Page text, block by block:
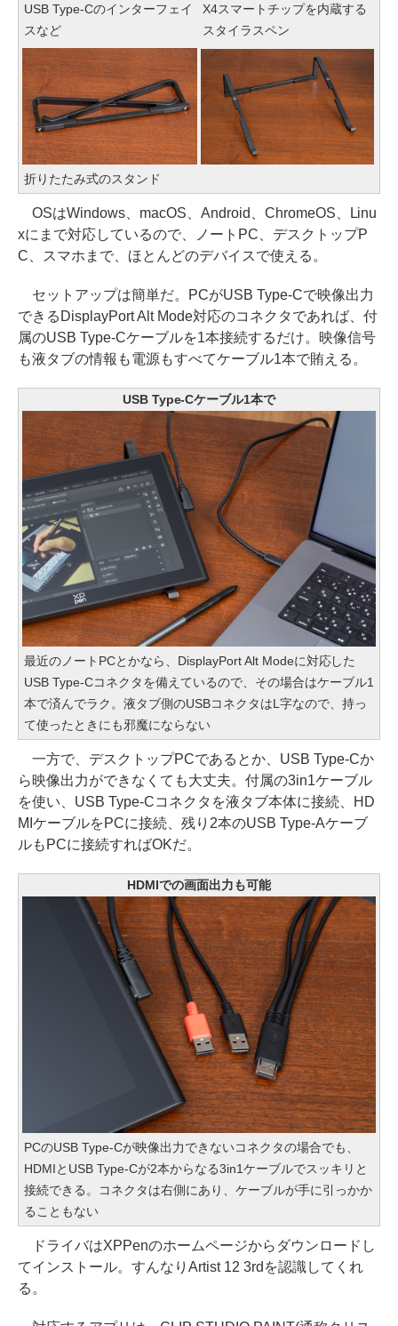
USB Type-Cのインターフェイ
スなど
X4スマートチップを内蔵する
スタイラスペン
折りたたみ式のスタンド
OSはWindows、macOS、Android、ChromeOS、Linu
xにまで対応しているので、ノートPC、デスクトップP
C、スマホまで、ほとんどのデバイスで使える。
セットアップは簡単だ。PCがUSB Type-Cで映像出力
できるDisplayPort Alt Mode対応のコネクタであれば、付
属のUSB Type-Cケーブルを1本接続するだけ。映像信号
も液タブの情報も電源もすべてケーブル1本で賄える。
USB Type-Cケーブル1本で
最近のノートPCとかなら、DisplayPort Alt Modeに対応した
USB Type-Cコネクタを備えているので、その場合はケーブル1
本で済んでラク。液タブ側のUSBコネクタはL字なので、持っ
て使ったときにも邪魔にならない
一方で、デスクトップPCであるとか、USB Type-Cか
ら映像出力ができなくても大丈夫。付属の3in1ケーブル
を使い、USB Type-Cコネクタを液タブ本体に接続、HD
MIケーブルをPCに接続、残り2本のUSB Type-Aケーブ
ルもPCに接続すればOKだ。
HDMIでの画面出力も可能
PCのUSB Type-Cが映像出力できないコネクタの場合でも、
HDMIとUSB Type-Cが2本からなる3in1ケーブルでスッキリと
接続できる。コネクタは右側にあり、ケーブルが手に引っかか
ることもない
ドライバはXPPenのホームページからダウンロードし
てインストール。すんなりArtist 12 3rdを認識してくれ
る。